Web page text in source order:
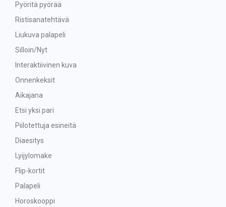
Pyöritä pyörää
Ristisanatehtävä
Liukuva palapeli
Silloin/Nyt
Interaktiivinen kuva
Onnenkeksit
Aikajana
Etsi yksi pari
Piilotettuja esineitä
Diaesitys
Lyijylomake
Flip-kortit
Palapeli
Horoskooppi